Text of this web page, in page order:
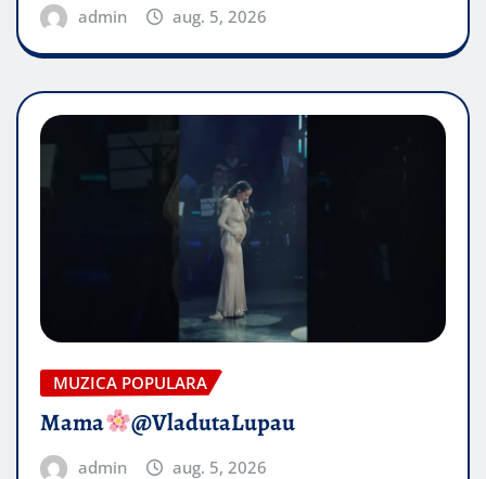
admin aug. 5, 2026
MUZICA POPULARA
Mama @VladutaLupau
admin aug. 5, 2026